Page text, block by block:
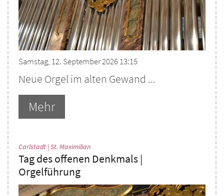
Samstag, 12. September 2026 13:15
Neue Orgel im alten Gewand ...
Mehr
Carlstadt | St. Maximilian:
Tag des offenen Denkmals |
Orgelführung